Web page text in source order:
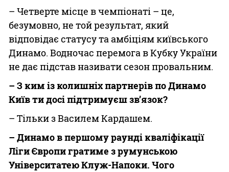
– Четверте місце в чемпіонаті – це,
безумовно, не той результат, який
відповідає статусу та амбіціям київського
Динамо. Водночас перемога в Кубку України
не дає підстав називати сезон провальним.
– З ким із колишніх партнерів по Динамо
Київ ти досі підтримуєш зв’язок?
– Тільки з Василем Кардашем.
– Динамо в першому раунді кваліфікації
Ліги Європи гратиме з румунською
Університатею Клуж-Напоки. Чого